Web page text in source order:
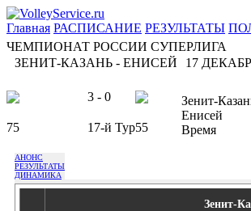
Главная РАСПИСАНИЕ РЕЗУЛЬТАТЫ
ЧЕМПИОНАТ РОССИИ СУПЕРЛИГА
ЗЕНИТ-КАЗАНЬ - ЕНИСЕЙ
17
3 - 0
75 17-й Тур55
Зенит-
Енисей
Время
АНОНС
РЕЗУЛЬТАТЫ
ДИНАМИКА
Зенит-